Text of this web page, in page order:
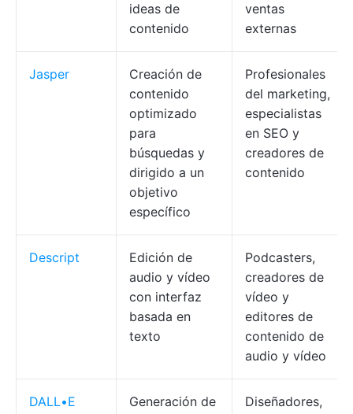
ideas de
contenido
ventas
externas
Jasper
Creación de
contenido
optimizado
para
búsquedas y
dirigido a un
objetivo
específico
Profesionales
del marketing,
especialistas
en SEO y
creadores de
contenido
Descript
Edición de
audio y vídeo
con interfaz
basada en
texto
Podcasters,
creadores de
vídeo y
editores de
contenido de
audio y vídeo
DALL•E
Generación de
Diseñadores,